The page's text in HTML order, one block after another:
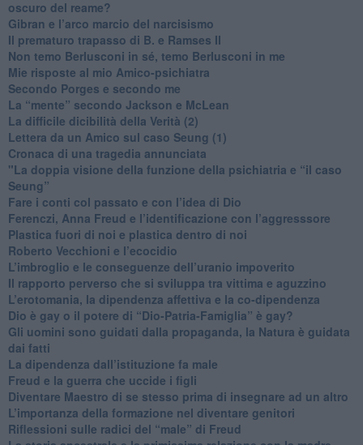
oscuro del reame?
​Gibran e l’arco marcio del narcisismo
​Il prematuro trapasso di B. e Ramses II
​Non temo Berlusconi in sé, temo Berlusconi in me
​Mie risposte al mio Amico-psichiatra
​Secondo Porges e secondo me
​La “mente” secondo Jackson e McLean
La difficile dicibilità della Verità (2)
​Lettera da un Amico sul caso Seung (1)
​Cronaca di una tragedia annunciata
"​La doppia visione della funzione della psichiatria e “il caso
Seung”
​Fare i conti col passato e con l’idea di Dio
​Ferenczi, Anna Freud e l’identificazione con l’aggresssore
Plastica fuori di noi e plastica dentro di noi
​Roberto Vecchioni e l’ecocidio
​L’imbroglio e le conseguenze dell’uranio impoverito
​Il rapporto perverso che si sviluppa tra vittima e aguzzino
L’erotomania, la dipendenza affettiva e la co-dipendenza
​Dio è gay o il potere di “Dio-Patria-Famiglia” è gay?
​Gli uomini sono guidati dalla propaganda, la Natura è guidata
dai fatti
La dipendenza dall’istituzione fa male
​Freud e la guerra che uccide i figli
​Diventare Maestro di se stesso prima di insegnare ad un altro
L’importanza della formazione nel diventare genitori
Riflessioni sulle radici del “male” di Freud